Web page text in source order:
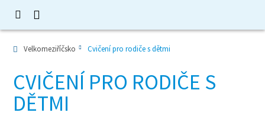
Velkomeziříčsko Cvičení pro rodiče s dětmi
CVIČENÍ PRO RODIČE S
DĚTMI